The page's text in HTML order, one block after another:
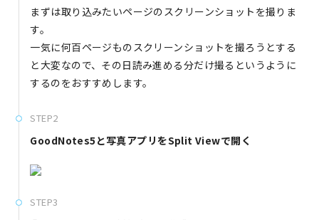
まずは取り込みたいページのスクリーンショットを撮りま
す。
一気に何百ページものスクリーンショットを撮ろうとする
と大変なので、その日読み進める分だけ撮るというように
するのをおすすめします。
STEP2
GoodNotes5と写真アプリをSplit Viewで開く
STEP3